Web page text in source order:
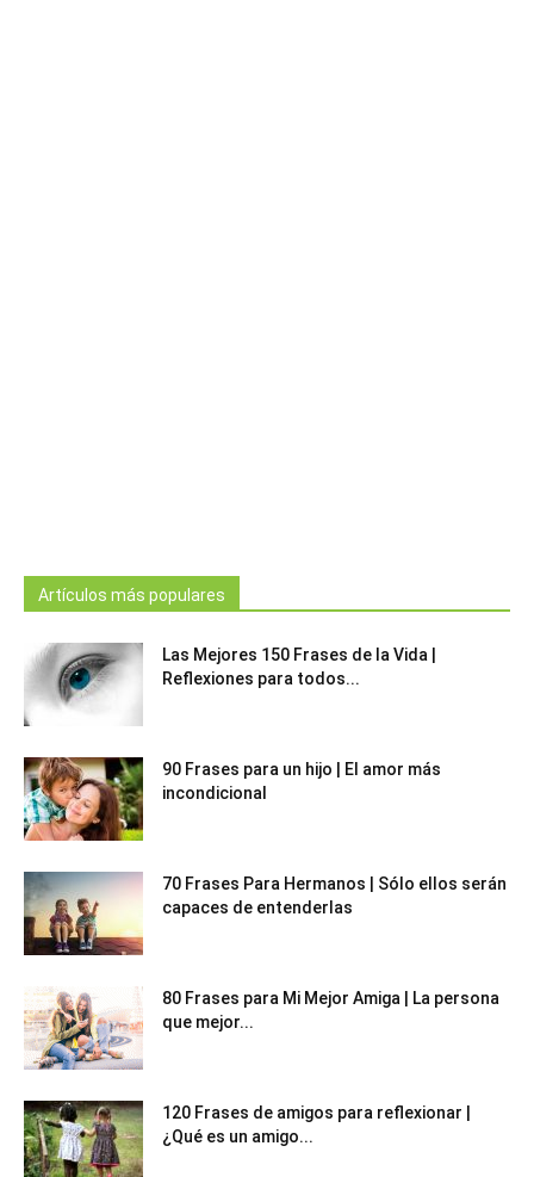
Artículos más populares
Las Mejores 150 Frases de la Vida |
Reflexiones para todos...
90 Frases para un hijo | El amor más
incondicional
70 Frases Para Hermanos | Sólo ellos serán
capaces de entenderlas
80 Frases para Mi Mejor Amiga | La persona
que mejor...
120 Frases de amigos para reflexionar |
¿Qué es un amigo...